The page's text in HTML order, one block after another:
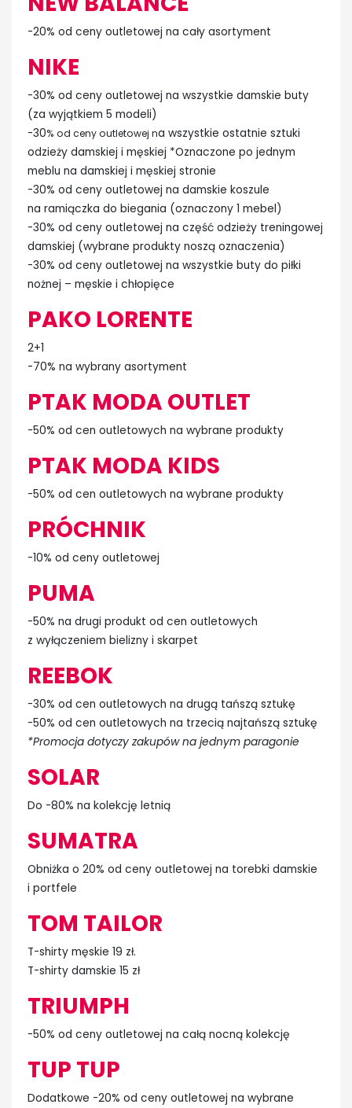
-20% od ceny outletowej na cały asortyment
NIKE
-30% od ceny outletowej na wszystkie damskie buty
(za wyjątkiem 5 modeli)
-30% od ceny outletowej na wszystkie ostatnie sztuki
odzieży damskiej i męskiej *Oznaczone po jednym
meblu na damskiej i męskiej stronie
-30% od ceny outletowej na damskie koszule
na ramiączka do biegania (oznaczony 1 mebel)
-30% od ceny outletowej na część odzieży treningowej
damskiej (wybrane produkty noszą oznaczenia)
-30% od ceny outletowej na wszystkie buty do piłki
nożnej – męskie i chłopięce
PAKO LORENTE
2+1
-70% na wybrany asortyment
PTAK MODA OUTLET
-50% od cen outletowych na wybrane produkty
PTAK MODA KIDS
-50% od cen outletowych na wybrane produkty
PRÓCHNIK
-10% od ceny outletowej
PUMA
-50% na drugi produkt od cen outletowych
z wyłączeniem bielizny i skarpet
REEBOK
-30% od cen outletowych na drugą tańszą sztukę
-50% od cen outletowych na trzecią najtańszą sztukę
*Promocja dotyczy zakupów na jednym paragonie
SOLAR
Do -80% na kolekcję letnią
SUMATRA
Obniżka o 20% od ceny outletowej na torebki damskie
i portfele
TOM TAILOR
T-shirty męskie 19 zł.
T-shirty damskie 15 zł
TRIUMPH
-50% od ceny outletowej na całą nocną kolekcję
TUP TUP
Dodatkowe -20% od ceny outletowej na wybrane